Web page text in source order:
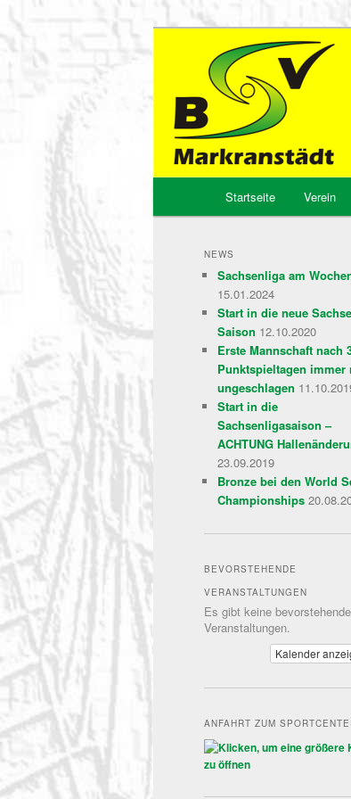
BSV
Zum
wechseln
Zum
Inhalt
wechseln
Startseite Verein
NEWS
Sachsenliga am
15.01.2024
Start in die neue
Saison 12.10.2020
Erste Mannschaft nach
Punktspieltagen immer
ungeschlagen
Start in die
Sachsenligasaison –
ACHTUNG
23.09.2019
Bronze bei den World
Championships
BEVORSTEHENDE
VERANSTALTUNGEN
Es gibt keine
Veranstaltungen.
Kalender
ANFAHRT ZUM